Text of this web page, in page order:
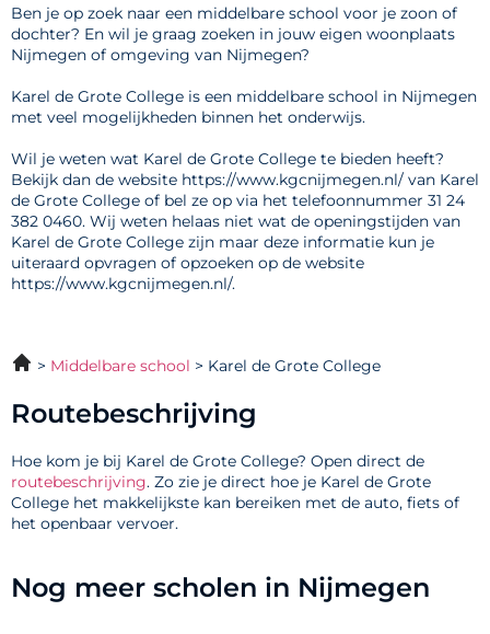
Ben je op zoek naar een middelbare school voor je zoon of
dochter? En wil je graag zoeken in jouw eigen woonplaats
Nijmegen of omgeving van Nijmegen?
Karel de Grote College is een middelbare school in Nijmegen
met veel mogelijkheden binnen het onderwijs.
Wil je weten wat Karel de Grote College te bieden heeft?
Bekijk dan de website https://www.kgcnijmegen.nl/ van Karel
de Grote College of bel ze op via het telefoonnummer 31 24
382 0460. Wij weten helaas niet wat de openingstijden van
Karel de Grote College zijn maar deze informatie kun je
uiteraard opvragen of opzoeken op de website
https://www.kgcnijmegen.nl/.
Middelbare school Karel de Grote College
Routebeschrijving
Hoe kom je bij Karel de Grote College? Open direct de
routebeschrijving. Zo zie je direct hoe je Karel de Grote
College het makkelijkste kan bereiken met de auto, fiets of
het openbaar vervoer.
Nog meer scholen in Nijmegen